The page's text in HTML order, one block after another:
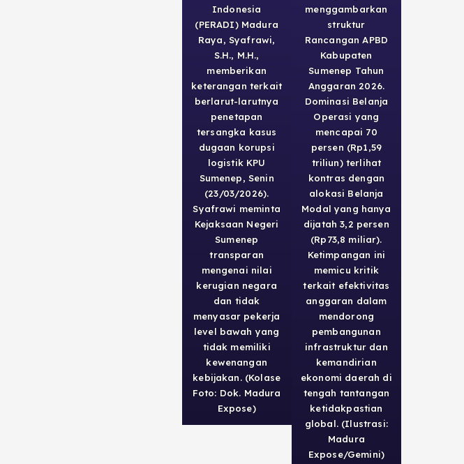
Indonesia
(PERADI) Madura
Raya, Syafrawi,
S.H., M.H.,
memberikan
keterangan terkait
berlarut-larutnya
penetapan
tersangka kasus
dugaan korupsi
logistik KPU
Sumenep, Senin
(23/03/2026).
Syafrawi meminta
Kejaksaan Negeri
Sumenep
transparan
mengenai nilai
kerugian negara
dan tidak
menyasar pekerja
level bawah yang
tidak memiliki
kewenangan
kebijakan. (Kolase
Foto: Dok. Madura
Expose)
menggambarkan
struktur
Rancangan APBD
Kabupaten
Sumenep Tahun
Anggaran 2026.
Dominasi Belanja
Operasi yang
mencapai 70
persen (Rp1,59
triliun) terlihat
kontras dengan
alokasi Belanja
Modal yang hanya
dijatah 3,2 persen
(Rp73,8 miliar).
Ketimpangan ini
memicu kritik
terkait efektivitas
anggaran dalam
mendorong
pembangunan
infrastruktur dan
kemandirian
ekonomi daerah di
tengah tantangan
ketidakpastian
global. (Ilustrasi:
Madura
Expose/Gemini)